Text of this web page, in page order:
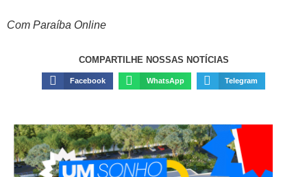
Com Paraíba Online
COMPARTILHE NOSSAS NOTÍCIAS
Facebook WhatsApp Telegram